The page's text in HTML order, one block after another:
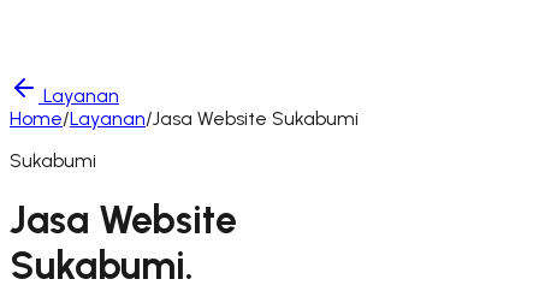
Layanan
Home/Layanan/Jasa Website Sukabumi
Sukabumi
Jasa Website
Sukabumi.